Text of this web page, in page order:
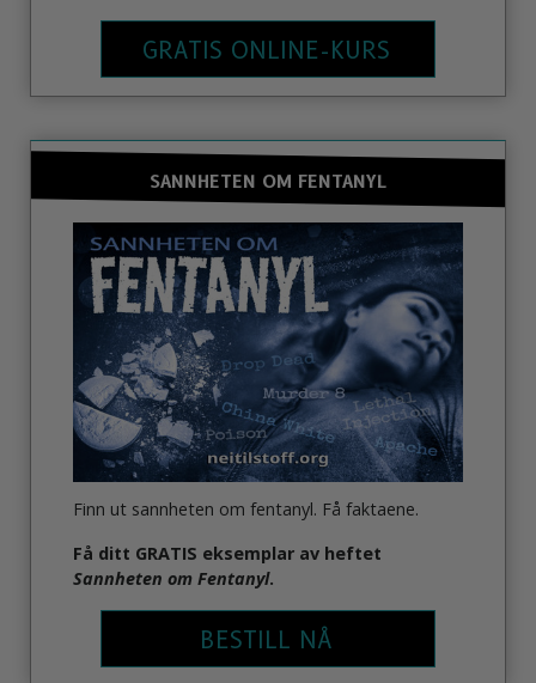
GRATIS ONLINE-KURS
SANNHETEN OM FENTANYL
Finn ut sannheten om fentanyl. Få faktaene.
Få ditt GRATIS eksemplar av heftet
Sannheten om Fentanyl.
BESTILL NÅ